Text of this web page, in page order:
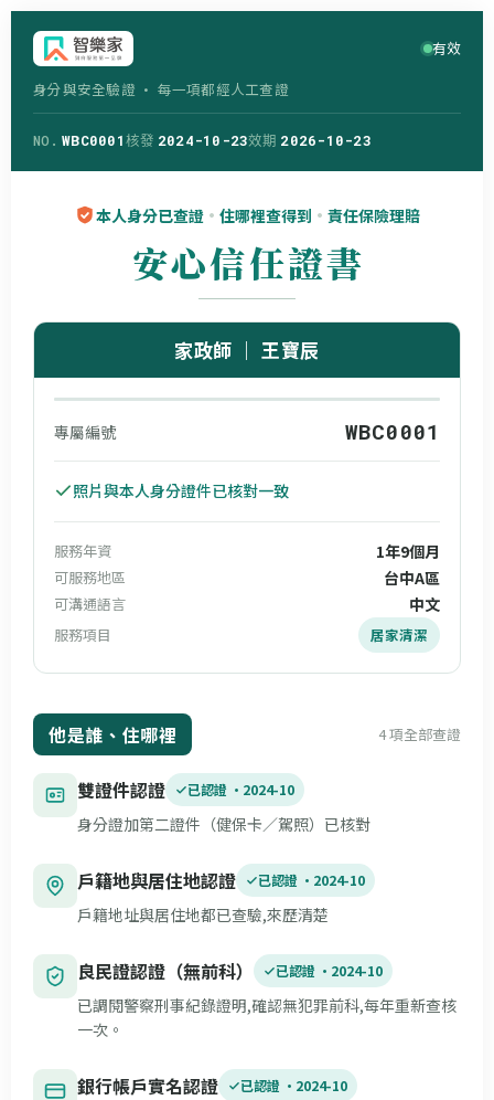
跳
有效
身分與安全驗證 · 每一項都經人工查證
NO. WBC0001核發 2024-10-23效期 2026-10-23
本人身分已查證 · 住哪裡查得到 · 責任保險理賠
安心信任證書
家政師 ｜王寶辰
專屬編號 WBC0001
照片與本人身分證件已核對一致
服務年資 1年9個月
可服務地區 台中A區
可溝通語言 中文
服務項目 居家清潔
他是誰、住哪裡 4 項全部查證
雙證件認證 已認證 · 2024-10
身分證加第二證件（健保卡／駕照）已核對
戶籍地與居住地認證 已認證 · 2024-10
戶籍地址與居住地都已查驗,來歷清楚
良民證認證（無前科） 已認證 · 2024-10
已調閱警察刑事紀錄證明,確認無犯罪前科,每年重新查核
一次。
銀行帳戶實名認證 已認證 · 2024-10